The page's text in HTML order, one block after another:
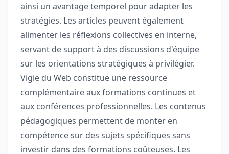
ainsi un avantage temporel pour adapter les
stratégies. Les articles peuvent également
alimenter les réflexions collectives en interne,
servant de support à des discussions d'équipe
sur les orientations stratégiques à privilégier.
Vigie du Web constitue une ressource
complémentaire aux formations continues et
aux conférences professionnelles. Les contenus
pédagogiques permettent de monter en
compétence sur des sujets spécifiques sans
investir dans des formations coûteuses. Les